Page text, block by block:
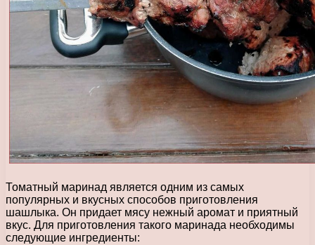
Томатный маринад является одним из самых
популярных и вкусных способов приготовления
шашлыка. Он придает мясу нежный аромат и приятный
вкус. Для приготовления такого маринада необходимы
следующие ингредиенты: